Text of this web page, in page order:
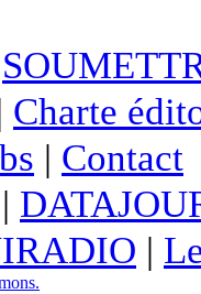
Charte
| Contact
|
|